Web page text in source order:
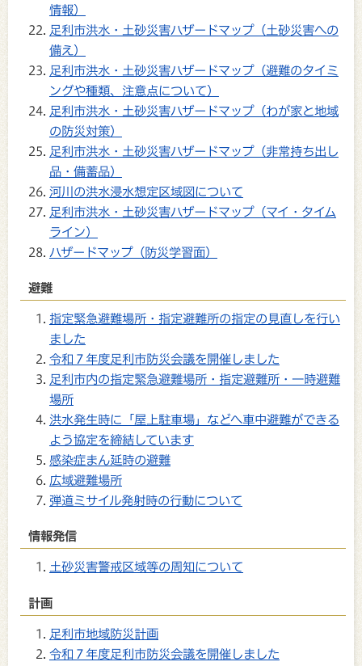
情報）
足利市洪水・土砂災害ハザードマップ（土砂災害への
備え）
足利市洪水・土砂災害ハザードマップ（避難のタイミ
ングや種類、注意点について）
足利市洪水・土砂災害ハザードマップ（わが家と地域
の防災対策）
足利市洪水・土砂災害ハザードマップ（非常持ち出し
品・備蓄品）
河川の洪水浸水想定区域図について
足利市洪水・土砂災害ハザードマップ（マイ・タイム
ライン）
ハザードマップ（防災学習面）
避難
指定緊急避難場所・指定避難所の指定の見直しを行い
ました
令和７年度足利市防災会議を開催しました
足利市内の指定緊急避難場所・指定避難所・一時避難
場所
洪水発生時に「屋上駐車場」などへ車中避難ができる
よう協定を締結しています
感染症まん延時の避難
広域避難場所
弾道ミサイル発射時の行動について
情報発信
土砂災害警戒区域等の周知について
計画
足利市地域防災計画
令和７年度足利市防災会議を開催しました